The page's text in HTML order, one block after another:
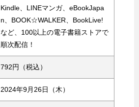
Kindle、LINEマンガ、eBookJapa
n、BOOK☆WALKER、BookLive!
など、100以上の電子書籍ストアで
順次配信！
792円（税込）
2024年9月26日（木）